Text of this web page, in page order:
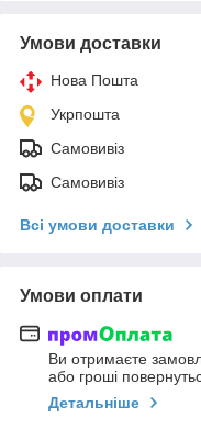
Умови доставки
Нова Пошта
Укрпошта
Самовивіз
Самовивіз
Всі умови доставки
Умови оплати
Ви отримаєте
або гроші
Детальніше